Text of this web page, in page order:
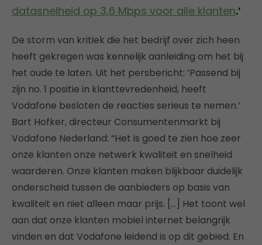
datasnelheid op 3,6 Mbps voor alle klanten.’
De storm van kritiek die het bedrijf over zich heen
heeft gekregen was kennelijk aanleiding om het bij
het oude te laten. Uit het persbericht: ‘Passend bij
zijn no. 1 positie in klanttevredenheid, heeft
Vodafone besloten de reacties serieus te nemen.’
Bart Hofker, directeur Consumentenmarkt bij
Vodafone Nederland: “Het is goed te zien hoe zeer
onze klanten onze netwerk kwaliteit en snelheid
waarderen. Onze klanten maken blijkbaar duidelijk
onderscheid tussen de aanbieders op basis van
kwaliteit en niet alleen maar prijs. […] Het toont wel
aan dat onze klanten mobiel internet belangrijk
vinden en dat Vodafone leidend is op dit gebied. En